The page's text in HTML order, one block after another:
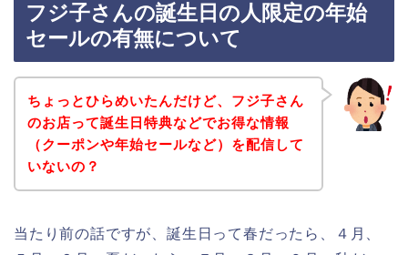
フジ子さんの誕生日の人限定の年始
セールの有無について
ちょっとひらめいたんだけど、フジ子さん
のお店って誕生日特典などでお得な情報
（クーポンや年始セールなど）を配信して
いないの？
当たり前の話ですが、誕生日って春だったら、４月、